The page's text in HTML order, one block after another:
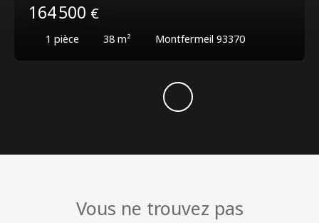
164 500 €
1 pièce 38 m² Montfermeil 93370
Vous ne trouvez pas